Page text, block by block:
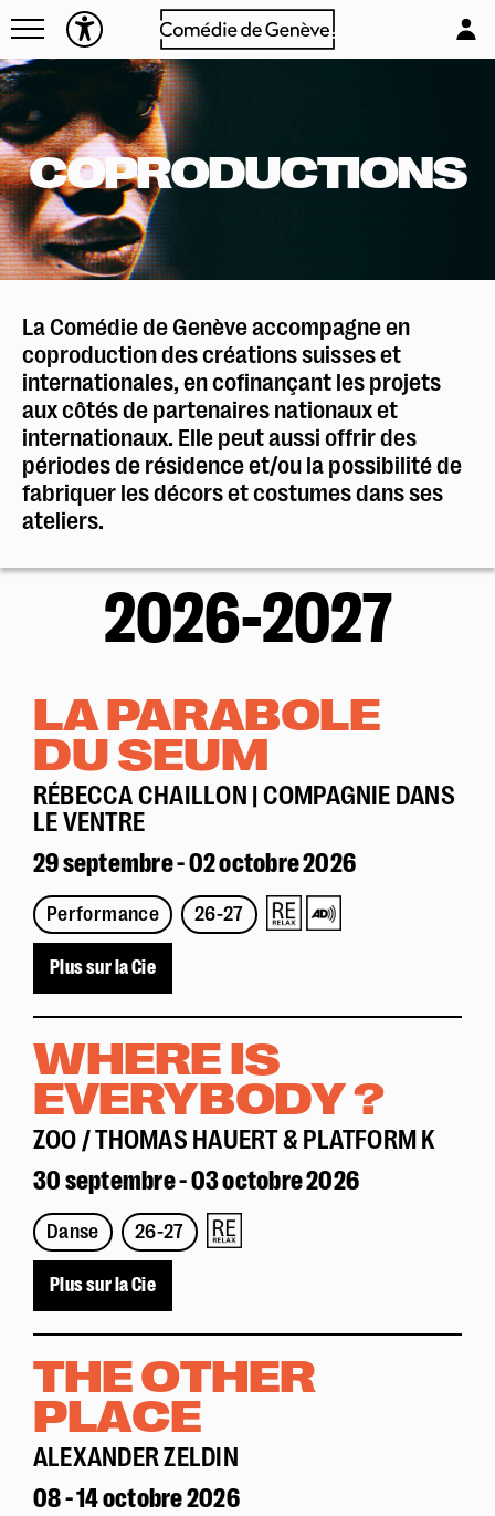
Navettes
Entreprises
Foire aux questions
L'équipe
Emplois & stages
Partenaires
Mécénat & sponsoring
Louer la Comédie
Technique
Réserver en ligne
Mon compte
Votre venue
Newsletter
COPRODUCTIONS
La Comédie de Genève accompagne en
coproduction des créations suisses et
internationales, en cofinançant les projets
aux côtés de partenaires nationaux et
internationaux. Elle peut aussi offrir des
périodes de résidence et/ou la possibilité de
fabriquer les décors et costumes dans ses
ateliers.
2026-2027
LA PARABOLE
DU SEUM
RÉBECCA CHAILLON | COMPAGNIE DANS
LE VENTRE
29 septembre - 02 octobre 2026
Performance 26-27
Plus sur la Cie
WHERE IS
EVERYBODY ?
ZOO / THOMAS HAUERT & PLATFORM K
30 septembre - 03 octobre 2026
Danse 26-27
Plus sur la Cie
THE OTHER
PLACE
ALEXANDER ZELDIN
08 - 14 octobre 2026